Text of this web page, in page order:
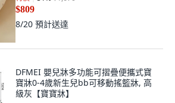
$809
8/20 預計送達
DFMEI 嬰兒牀多功能可摺疊便攜式寶
寶牀0-4歲新生兒bb可移動搖籃牀, 高
級灰【寶寶牀】